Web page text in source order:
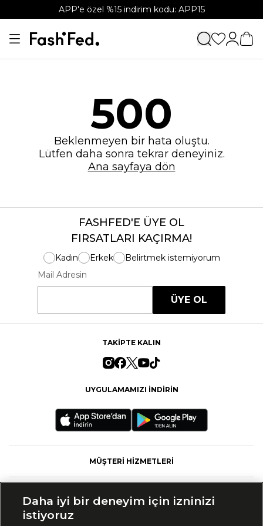
APP'e özel %15 indirim kodu: APP15
500
Beklenmeyen bir hata oluştu.
Lütfen daha sonra tekrar deneyiniz.
Ana sayfaya dön
FASHFED'E ÜYE OL
FIRSATLARI KAÇIRMA!
Kadın Erkek
Belirtmek istemiyorum
Mail Adresin
ÜYE OL
TAKİPTE KALIN
UYGULAMAMIZI İNDİRİN
MÜŞTERİ HİZMETLERİ
Daha iyi bir deneyim için izninizi
istiyoruz